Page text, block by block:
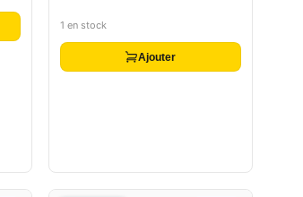
1 en stock
Ajouter